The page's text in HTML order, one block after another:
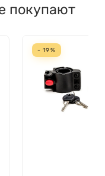
покупают
- 19%